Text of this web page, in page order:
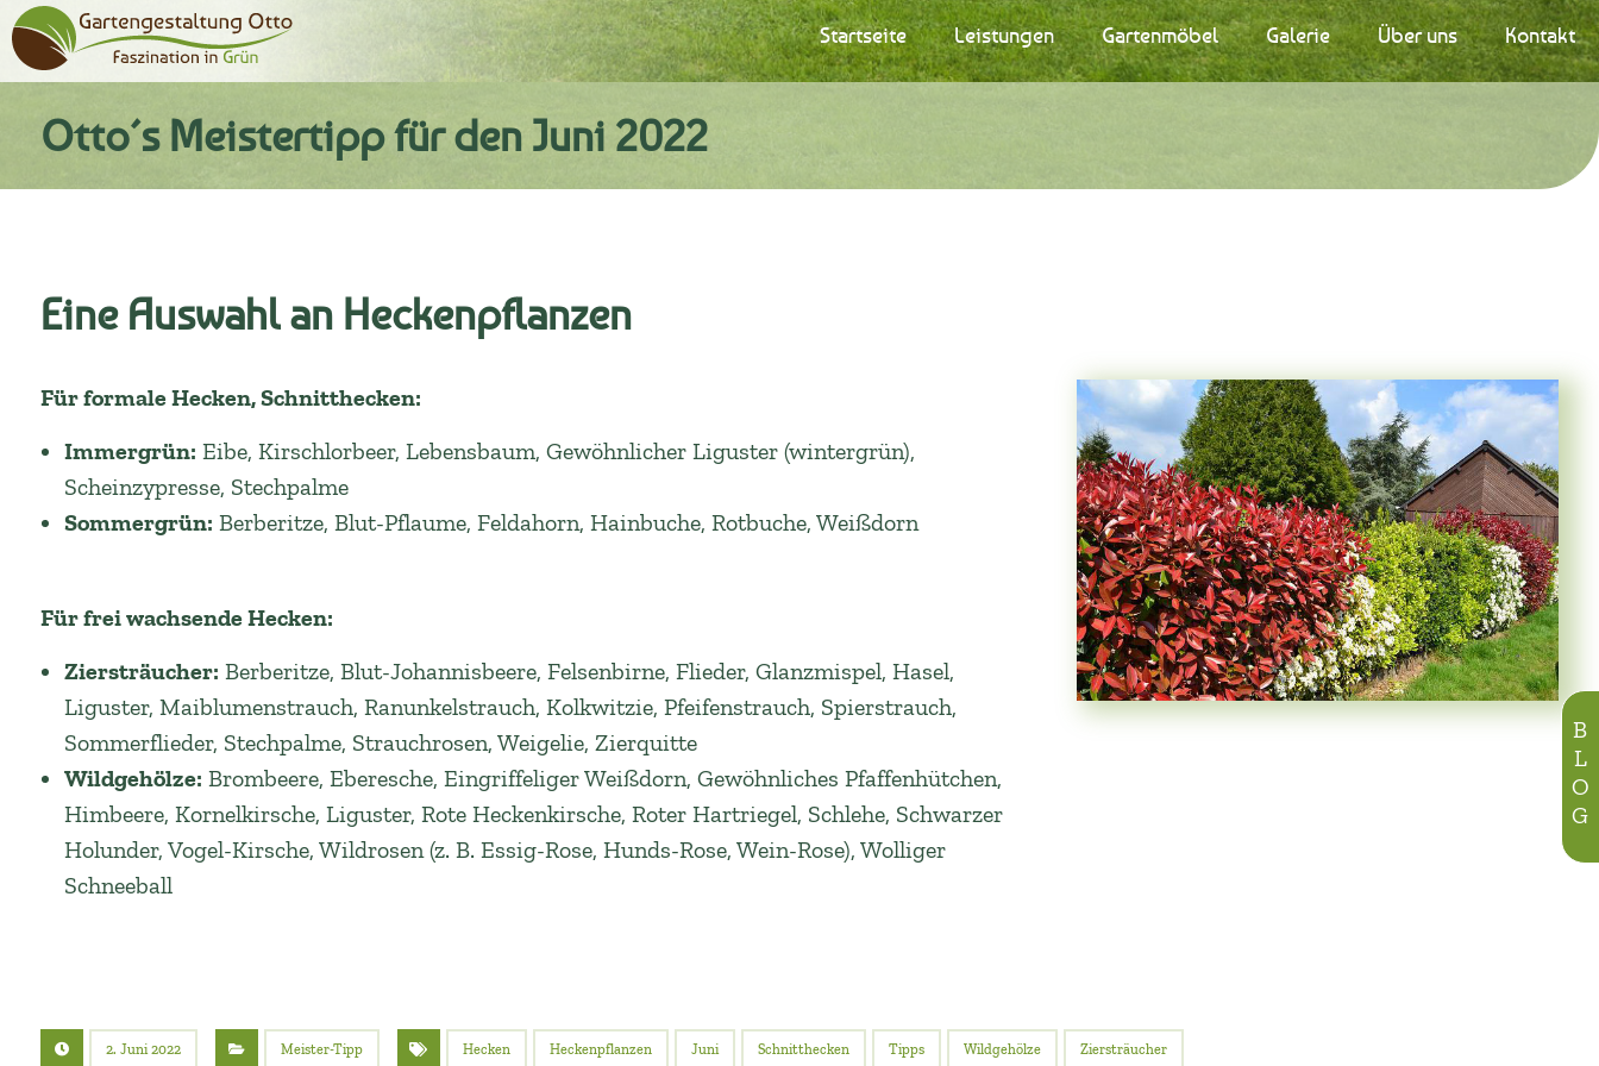
BLOG
Startseite Leistungen Gartenmöbel Galerie Über uns Kontakt
Otto´s Meistertipp für den Juni 2022
Eine Auswahl an Heckenpflanzen
Für formale Hecken, Schnitthecken:
Immergrün: Eibe, Kirschlorbeer, Lebensbaum, Gewöhnlicher Liguster (wintergrün),
Scheinzypresse, Stechpalme
Sommergrün: Berberitze, Blut-Pflaume, Feldahorn, Hainbuche, Rotbuche, Weißdorn
Für frei wachsende Hecken:
Ziersträucher: Berberitze, Blut-Johannisbeere, Felsenbirne, Flieder, Glanzmispel, Hasel,
Liguster, Maiblumenstrauch, Ranunkelstrauch, Kolkwitzie, Pfeifenstrauch, Spierstrauch,
Sommerflieder, Stechpalme, Strauchrosen, Weigelie, Zierquitte
Wildgehölze: Brombeere, Eberesche, Eingriffeliger Weißdorn, Gewöhnliches Pfaffenhütchen,
Himbeere, Kornelkirsche, Liguster, Rote Heckenkirsche, Roter Hartriegel, Schlehe, Schwarzer
Holunder, Vogel-Kirsche, Wildrosen (z. B. Essig-Rose, Hunds-Rose, Wein-Rose), Wolliger
Schneeball
2. Juni 2022 Meister-Tipp Hecken Heckenpflanzen Juni Schnitthecken Tipps Wildgehölze Ziersträucher